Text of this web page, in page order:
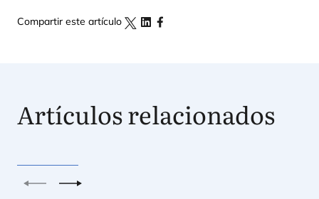
Compartir este artículo
Artículos relacionados
AnteriorSiguiente